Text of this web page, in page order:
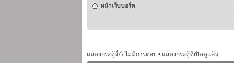
หน้าเว็บบอร์ด
แสดงกระทู้ที่ยังไม่มีการตอบ • แสดงกระทู้ที่เปิดดูแล้ว